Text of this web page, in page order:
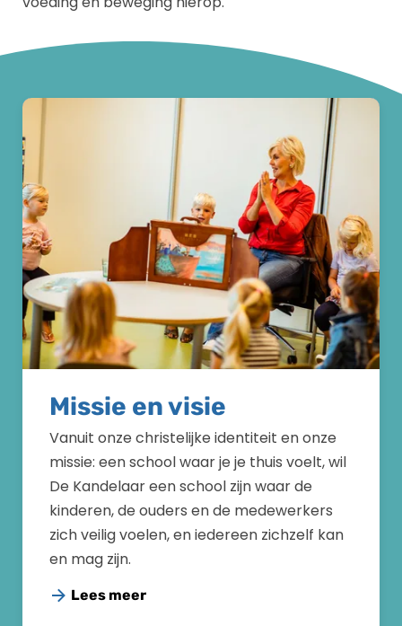
Missie en visie
Vanuit onze christelijke identiteit en onze
missie: een school waar je je thuis voelt, wil
De Kandelaar een school zijn waar de
kinderen, de ouders en de medewerkers
zich veilig voelen, en iedereen zichzelf kan
en mag zijn.
Lees meer